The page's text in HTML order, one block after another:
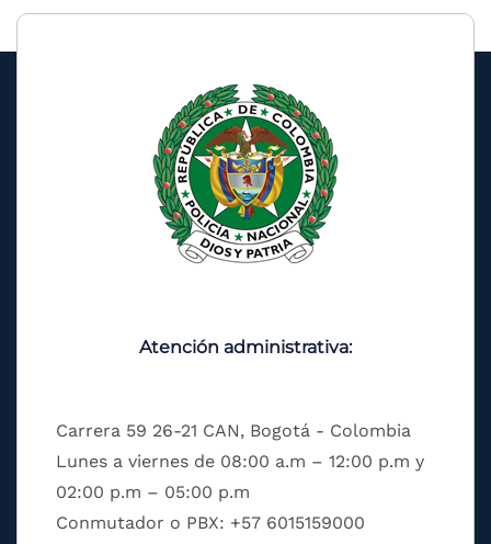
Atención administrativa:
Carrera 59 26-21 CAN, Bogotá - Colombia
Lunes a viernes de 08:00 a.m – 12:00 p.m y
02:00 p.m – 05:00 p.m
Conmutador o PBX: +57 6015159000